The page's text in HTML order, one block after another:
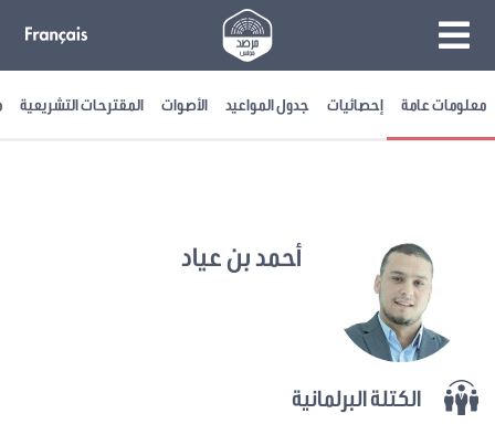
معلومات عامة إحصائيات جدول المواعيد الأصوات المقترحات التشريعية
أحمد بن عياد
الكتلة البرلمانية